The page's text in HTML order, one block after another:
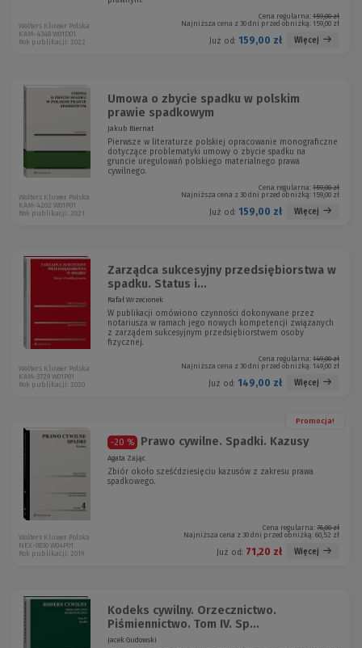
Cena regularna: 159,00 zł
Najniższa cena z 30 dni przed obniżką: 159,00 zł
Już od: 159,00 zł Więcej
Wolters Kluwer Polska
KAM-4348 W01D01
Rok publikacji: 2022
Umowa o zbycie spadku w polskim
prawie spadkowym
Jakub Biernat
Pierwsze w literaturze polskiej opracowanie mono­graficzne
dotyczące problematyki umowy o zbycie spadku na
gruncie uregulowań polskiego materialnego prawa
cywilnego.
Cena regularna: 159,00 zł
Najniższa cena z 30 dni przed obniżką: 159,00 zł
Już od: 159,00 zł Więcej
Wolters Kluwer Polska
KAM-4202 W01P01
Rok publikacji: 2021
Zarządca sukcesyjny przedsiębiorstwa w
spadku. Status i...
Rafał Wrzecionek
W publikacji omówiono czynności dokonywane przez
notariusza w ramach jego nowych kompetencji związanych
z zarządem sukcesyjnym przedsiębiorstwem osoby
fizycznej.
Cena regularna: 149,00 zł
Najniższa cena z 30 dni przed obniżką: 149,00 zł
Już od: 149,00 zł Więcej
Wolters Kluwer Polska
KAM-3729 W01P01
Rok publikacji: 2020
Promocja!
-20 % Prawo cywilne. Spadki. Kazusy
Agata Zając
Zbiór około sześćdziesięciu kazusów z zakresu prawa
spadkowego.
Cena regularna: 76,00 zł
Najniższa cena z 30 dni przed obniżką: 60,52 zł
Już od: 71,20 zł Więcej
Wolters Kluwer Polska
NEX-0830 W04P01
Rok publikacji: 2019
Kodeks cywilny. Orzecznictwo.
Piśmiennictwo. Tom IV. Sp...
Jacek Gudowski